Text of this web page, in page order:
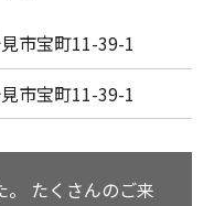
市宝町11-39-1
市宝町11-39-1
たくさんのご来